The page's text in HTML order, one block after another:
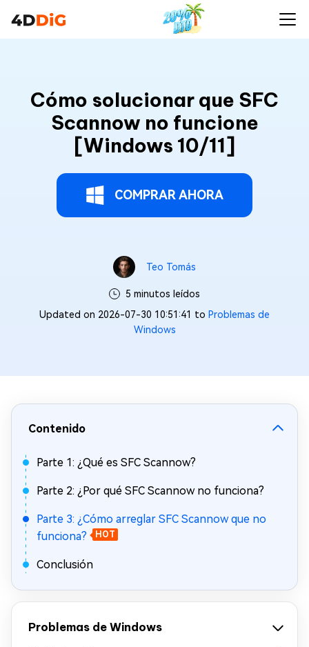
Cómo solucionar que SFC
Scannow no funcione
[Windows 10/11]
COMPRAR AHORA
Teo Tomás
5 minutos leídos
Updated on 2026-07-30 10:51:41 to Problemas de
Windows
Contenido
Parte 1: ¿Qué es SFC Scannow?
Parte 2: ¿Por qué SFC Scannow no funciona?
Parte 3: ¿Cómo arreglar SFC Scannow que no
funciona?
HOT
Conclusión
Problemas de Windows